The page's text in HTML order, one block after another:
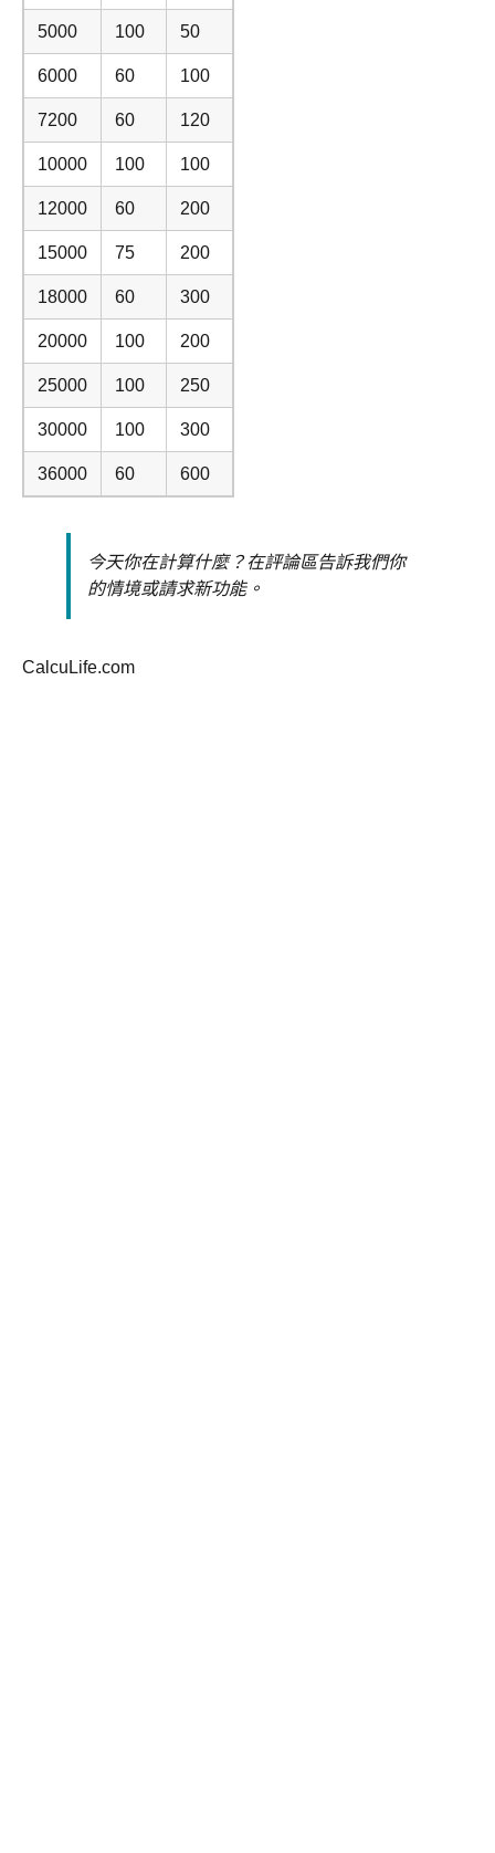
5000 100 50
6000 60 100
7200 60 120
10000 100 100
12000 60 200
15000 75 200
18000 60 300
20000 100 200
25000 100 250
30000 100 300
36000 60 600
今天你在計算什麼？在評論區告訴我們你
的情境或請求新功能。
CalcuLife.com